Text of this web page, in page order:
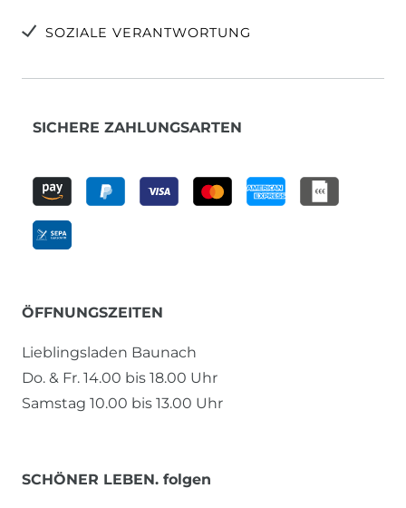
SOZIALE VERANTWORTUNG
SICHERE ZAHLUNGSARTEN
ÖFFNUNGSZEITEN
Lieblingsladen Baunach
Do. & Fr. 14.00 bis 18.00 Uhr
Samstag 10.00 bis 13.00 Uhr
SCHÖNER LEBEN. folgen